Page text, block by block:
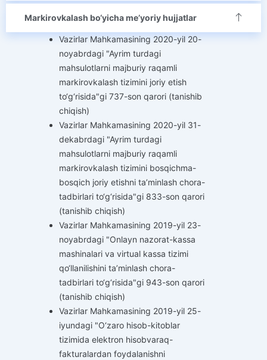
Markirovkalash bo‘yicha me’yoriy hujjatlar
Vazirlar Mahkamasining 2020-yil 20-
noyabrdagi "Ayrim turdagi
mahsulotlarni majburiy raqamli
markirovkalash tizimini joriy etish
to‘g‘risida"gi 737-son qarori (tanishib
chiqish)
Vazirlar Mahkamasining 2020-yil 31-
dekabrdagi "Ayrim turdagi
mahsulotlarni majburiy raqamli
markirovkalash tizimini bosqichma-
bosqich joriy etishni ta’minlash chora-
tadbirlari to‘g‘risida"gi 833-son qarori
(tanishib chiqish)
Vazirlar Mahkamasining 2019-yil 23-
noyabrdagi "Onlayn nazorat-kassa
mashinalari va virtual kassa tizimi
qo‘llanilishini ta’minlash chora-
tadbirlari to‘g‘risida"gi 943-son qarori
(tanishib chiqish)
Vazirlar Mahkamasining 2019-yil 25-
iyundagi "O‘zaro hisob-kitoblar
tizimida elektron hisobvaraq-
fakturalardan foydalanishni